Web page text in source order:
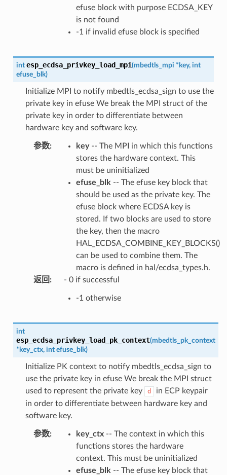
efuse block with purpose ECDSA_KEY
is not found
-1 if invalid efuse block is specified
int esp_ecdsa_privkey_load_mpi(mbedtls_mpi * key, int
efuse_blk)
Initialize MPI to notify mbedtls_ecdsa_sign to use the
private key in efuse We break the MPI struct of the
private key in order to differentiate between
hardware key and software key.
参数: key-- The MPI in which this functions
stores the hardware context. This
must be uninitialized
efuse_blk -- The efuse key block that
should be used as the private key. The
efuse block where ECDSA key is
stored. If two blocks are used to store
the key, then the macro
HAL_ECDSA_COMBINE_KEY_BLOCKS()
can be used to combine them. The
macro is defined in hal/ecdsa_types.h.
返回 : - 0 if successful
-1 otherwise
int
esp_ecdsa_privkey_load_pk_context(mbedtls_pk_context
* key_ctx, int efuse_blk)
Initialize PK context to notify mbedtls_ecdsa_sign to
use the private key in efuse We break the MPI struct
used to represent the private key
d
in ECP keypair
in order to differentiate between hardware key and
software key.
参数: key_ctx-- The context in which this
functions stores the hardware
context. This must be uninitialized
efuse_blk -- The efuse key block that